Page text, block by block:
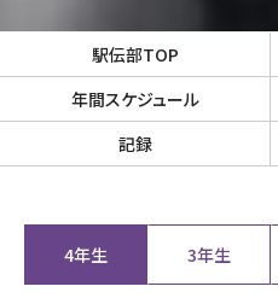
駅伝部TOP
年間スケジュール
記録
4年生 3年生